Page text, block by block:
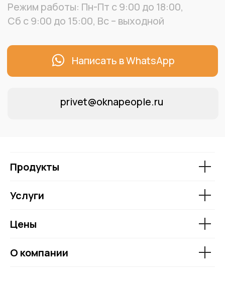
Продукты
Услуги
Цены
О компании